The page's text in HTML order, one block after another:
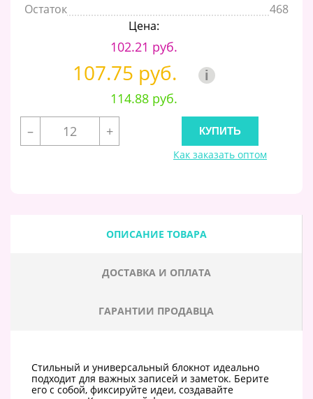
Остаток
468
Цена:
102.21 руб.
107.75 руб. i
114.88 руб.
–
+
Как заказать оптом
ОПИСАНИЕ ТОВАРА
ДОСТАВКА И ОПЛАТА
ГАРАНТИИ ПРОДАВЦА
Стильный и универсальный блокнот идеально
подходит для важных записей и заметок. Берите
его с собой, фиксируйте идеи, создавайте